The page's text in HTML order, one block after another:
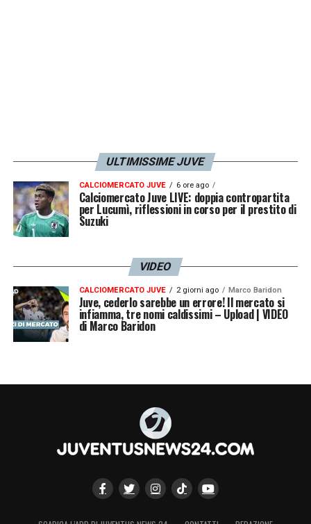
ULTIMISSIME JUVE
CALCIOMERCATO JUVE 6 ore ago
Calciomercato Juve LIVE: doppia contropartita
per Lucumì, riflessioni in corso per il prestito di
Suzuki
VIDEO
CALCIOMERCATO JUVE 2 giorni ago Marco Baridon
Juve, cederlo sarebbe un errore! Il mercato si
infiamma, tre nomi caldissimi – Upload | VIDEO
di Marco Baridon